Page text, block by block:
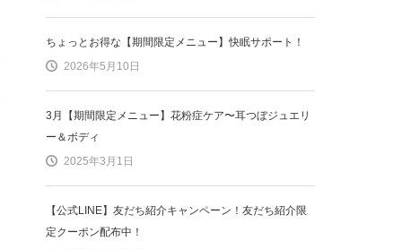
ちょっとお得な【期間限定メニュー】快眠サポート！
2026年5月10日
3月【期間限定メニュー】花粉症ケア〜耳つぼジュエリ
ー＆ボディ
2025年3月1日
【公式LINE】友だち紹介キャンペーン！友だち紹介限
定クーポン配布中！